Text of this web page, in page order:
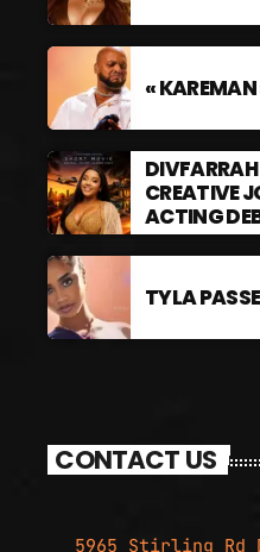
«
DIVFARRAH
CREATIVE
ACTING
TYLA
CONTACT US
5965 Stirling Rd